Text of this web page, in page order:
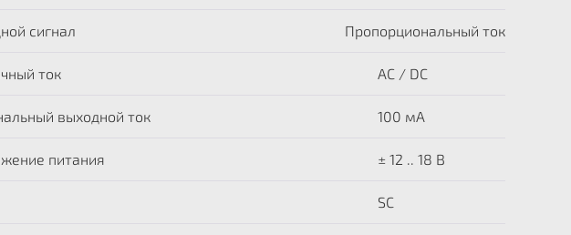
сигнал Пропорциональный ток
ток AC / DC
выходной ток 100 мА
питания ± 12 .. 18 В
SC